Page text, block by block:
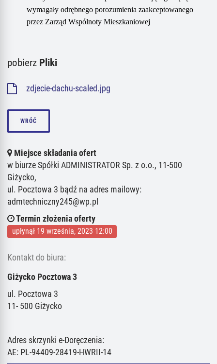
wymagały odrębnego porozumienia zaakceptowanego
przez Zarząd Wspólnoty Mieszkaniowej
pobierz Pliki
zdjecie-dachu-scaled.jpg
WRÓĆ
Miejsce składania ofert
w biurze Spółki ADMINISTRATOR Sp. z o.o., 11-500
Giżycko,
ul. Pocztowa 3 bądź na adres mailowy:
admtechniczny245@wp.pl
Termin złożenia oferty
upłynął 19 września, 2023 12:00
Kontakt do biura:
Giżycko Pocztowa 3
ul. Pocztowa 3
11- 500 Giżycko
Adres skrzynki e-Doręczenia:
AE: PL-94409-28419-HWRII-14